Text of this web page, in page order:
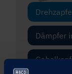
Dämpfer
Gabelkopf